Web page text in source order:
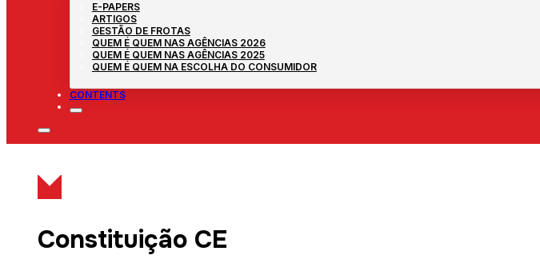
E-PAPERS
ARTIGOS
GESTÃO DE FROTAS
QUEM É QUEM NAS AGÊNCIAS 2026
QUEM É QUEM NAS AGÊNCIAS 2025
QUEM É QUEM NA ESCOLHA DO CONSUMIDOR
CONTENTS
Constituição CE